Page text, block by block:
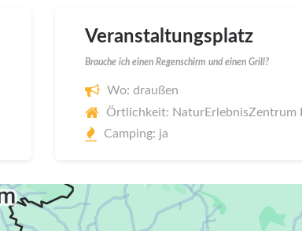
Veranstaltungsplatz
Brauche ich einen Regenschirm und einen Grill?
Wo: draußen
Örtlichkeit: NaturErlebnisZentrum
Camping: ja